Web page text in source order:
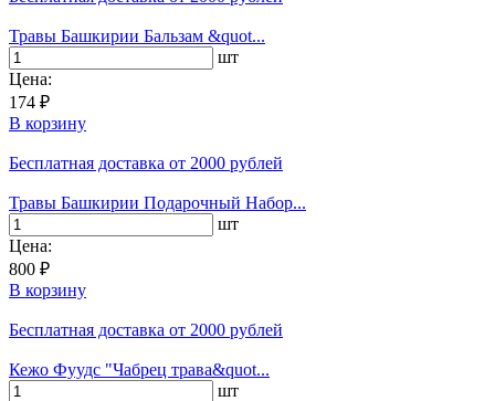
Травы Башкирии Бальзам &quot...
шт
Цена:
174 ₽
В корзину
Бесплатная доставка от 2000 рублей
Травы Башкирии Подарочный Набор...
шт
Цена:
800 ₽
В корзину
Бесплатная доставка от 2000 рублей
Кежо Фуудс "Чабрец трава&quot...
шт